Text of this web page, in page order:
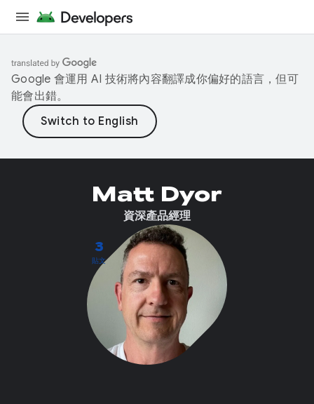
Google 會運用 AI 技術將內容翻譯成你偏好的語言，但可
能會出錯。
3
貼文
Matt Dyor
資深產品經理